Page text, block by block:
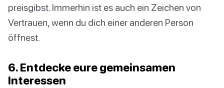
preisgibst. Immerhin ist es auch ein Zeichen von
Vertrauen, wenn du dich einer anderen Person
öffnest.
6. Entdecke eure gemeinsamen
Interessen